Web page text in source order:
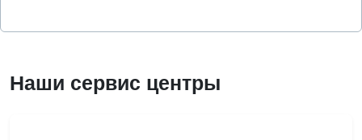
Наши сервис центры